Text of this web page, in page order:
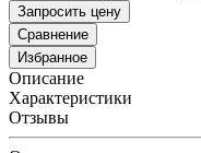
Запросить цену
Сравнение
Избранное
Описание
Характеристики
Отзывы